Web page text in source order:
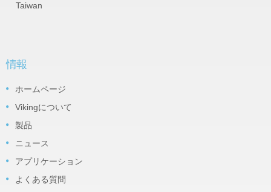
Taiwan
情報
ホームページ
Vikingについて
製品
ニュース
アプリケーション
よくある質問